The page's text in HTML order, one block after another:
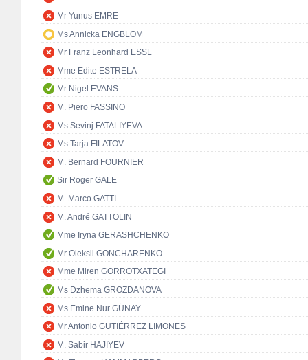
Mr Yunus EMRE
Ms Annicka ENGBLOM
Mr Franz Leonhard ESSL
Mme Edite ESTRELA
Mr Nigel EVANS
M. Piero FASSINO
Ms Sevinj FATALIYEVA
Ms Tarja FILATOV
M. Bernard FOURNIER
Sir Roger GALE
M. Marco GATTI
M. André GATTOLIN
Mme Iryna GERASHCHENKO
Mr Oleksii GONCHARENKO
Mme Miren GORROTXATEGI
Ms Dzhema GROZDANOVA
Ms Emine Nur GÜNAY
Mr Antonio GUTIÉRREZ LIMONES
M. Sabir HAJIYEV